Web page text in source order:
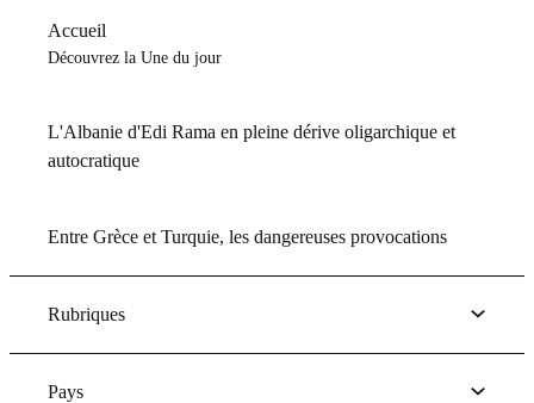
Accueil
Découvrez la Une du jour
L'Albanie d'Edi Rama en pleine dérive oligarchique et
autocratique
Entre Grèce et Turquie, les dangereuses provocations
Rubriques
Pays